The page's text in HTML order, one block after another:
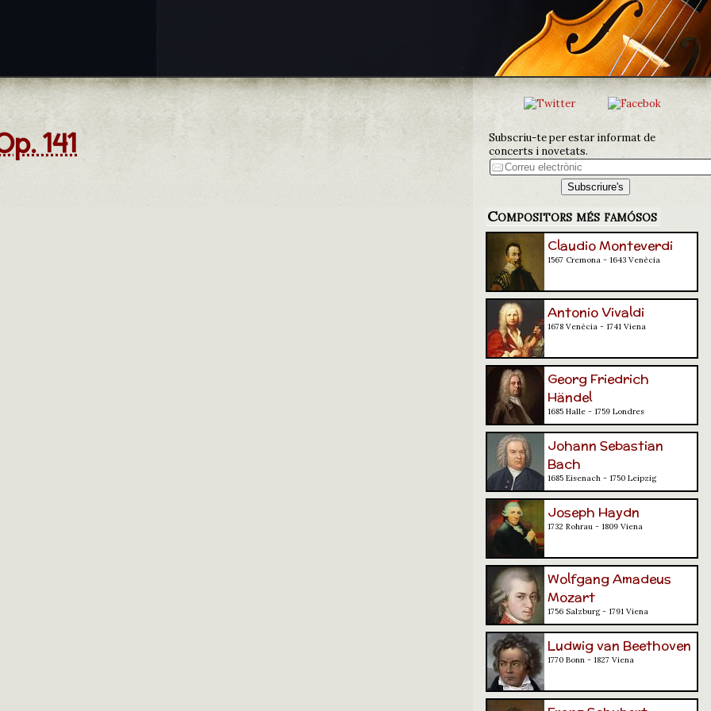
141
Subscriu-te per estar informat de
concerts i novetats.
Compositors més famósos
Claudio Monteverdi
1567 Cremona - 1643 Venècia
Antonio Vivaldi
1678 Venècia - 1741 Viena
Georg Friedrich
Händel
1685 Halle - 1759 Londres
Johann Sebastian
Bach
1685 Eisenach - 1750 Leipzig
Joseph Haydn
1732 Rohrau - 1809 Viena
Wolfgang Amadeus
Mozart
1756 Salzburg - 1791 Viena
Ludwig van Beethoven
1770 Bonn - 1827 Viena